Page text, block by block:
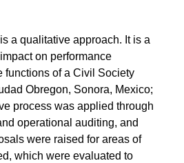
a qualitative approach. It is a
on performance
functions of a Civil Society
Obregon, Sonora, Mexico;
process was applied through
operational auditing, and
were raised for areas of
which were evaluated to